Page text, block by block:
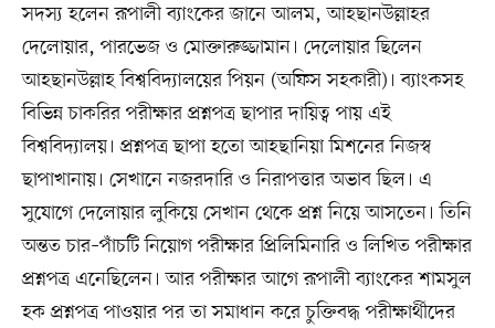
সদস্য হলেন রূপালী ব্যাংকের জানে আলম, আহছানউল্লাহর
দেলোয়ার, পারভেজ ও মোক্তারুজ্জামান। দেলোয়ার ছিলেন
আহছানউল্লাহ বিশ্ববিদ্যালয়ের পিয়ন (অফিস সহকারী)। ব্যাংকসহ
বিভিন্ন চাকরির পরীক্ষার প্রশ্নপত্র ছাপার দায়িত্ব পায় এই
বিশ্ববিদ্যালয়। প্রশ্নপত্র ছাপা হতো আহছানিয়া মিশনের নিজস্ব
ছাপাখানায়। সেখানে নজরদারি ও নিরাপত্তার অভাব ছিল। এ
সুযোগে দেলোয়ার লুকিয়ে সেখান থেকে প্রশ্ন নিয়ে আসতেন। তিনি
অন্তত চার–পাঁচটি নিয়োগ পরীক্ষার প্রিলিমিনারি ও লিখিত পরীক্ষার
প্রশ্নপত্র এনেছিলেন। আর পরীক্ষার আগে রূপালী ব্যাংকের শামসুল
হক প্রশ্নপত্র পাওয়ার পর তা সমাধান করে চুক্তিবদ্ধ পরীক্ষার্থীদের